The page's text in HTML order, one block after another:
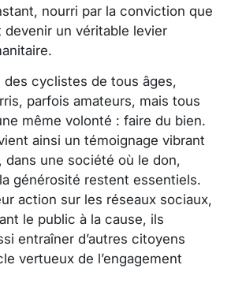
nourri par la conviction que
devenir un véritable levier
des cyclistes de tous âges,
parfois amateurs, mais tous
même volonté : faire du bien.
ainsi un témoignage vibrant
dans une société où le don,
générosité restent essentiels.
action sur les réseaux sociaux,
le public à la cause, ils
entraîner d’autres citoyens
vertueux de l’engagement